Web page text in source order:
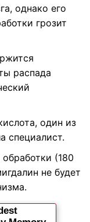
однако его
грозит
распада
один из
специалист.
(180
не будет